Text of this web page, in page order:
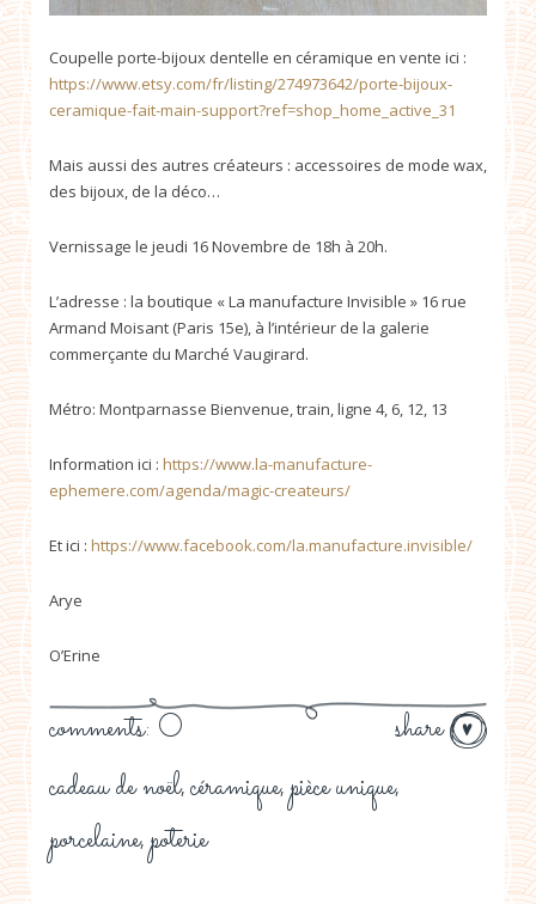
Coupelle porte-bijoux dentelle en céramique en vente ici :
https://www.etsy.com/fr/listing/274973642/porte-bijoux-
ceramique-fait-main-support?ref=shop_home_active_31
Mais aussi des autres créateurs : accessoires de mode wax,
des bijoux, de la déco…
Vernissage le jeudi 16 Novembre de 18h à 20h.
L’adresse : la boutique « La manufacture Invisible » 16 rue
Armand Moisant (Paris 15e), à l’intérieur de la galerie
commerçante du Marché Vaugirard.
Métro: Montparnasse Bienvenue, train, ligne 4, 6, 12, 13
Information ici : https://www.la-manufacture-
ephemere.com/agenda/magic-createurs/
Et ici : https://www.facebook.com/la.manufacture.invisible/
Arye
O’Erine
share
comments: 0
cadeau de noël, céramique, pièce unique,
porcelaine, poterie